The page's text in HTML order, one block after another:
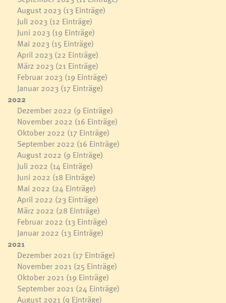
August 2023 (13 Einträge)
Juli 2023 (12 Einträge)
Juni 2023 (19 Einträge)
Mai 2023 (15 Einträge)
April 2023 (22 Einträge)
März 2023 (21 Einträge)
Februar 2023 (19 Einträge)
Januar 2023 (17 Einträge)
2022
Dezember 2022 (9 Einträge)
November 2022 (16 Einträge)
Oktober 2022 (17 Einträge)
September 2022 (16 Einträge)
August 2022 (9 Einträge)
Juli 2022 (14 Einträge)
Juni 2022 (18 Einträge)
Mai 2022 (24 Einträge)
April 2022 (23 Einträge)
März 2022 (28 Einträge)
Februar 2022 (13 Einträge)
Januar 2022 (13 Einträge)
2021
Dezember 2021 (17 Einträge)
November 2021 (25 Einträge)
Oktober 2021 (19 Einträge)
September 2021 (24 Einträge)
August 2021 (9 Einträge)